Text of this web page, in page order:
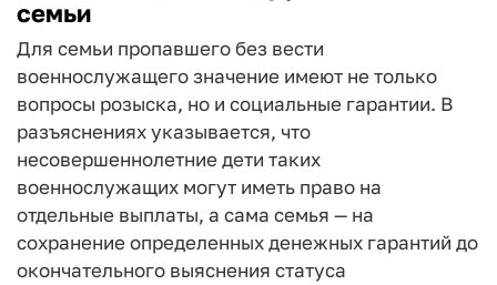
семьи
Для семьи пропавшего без вести
военнослужащего значение имеют не только
вопросы розыска, но и социальные гарантии. В
разъяснениях указывается, что
несовершеннолетние дети таких
военнослужащих могут иметь право на
отдельные выплаты, а сама семья — на
сохранение определенных денежных гарантий до
окончательного выяснения статуса